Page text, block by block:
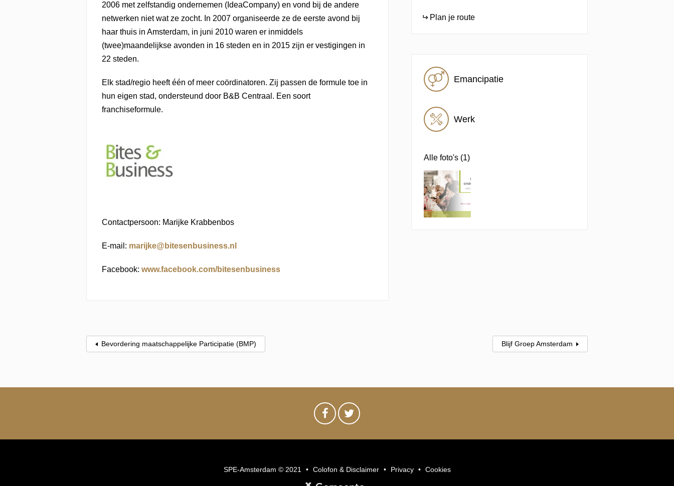
2006 met zelfstandig ondernemen (IdeaCompany) en vond bij de andere
netwerken niet wat ze zocht. In 2007 organiseerde ze de eerste avond bij
haar thuis in Amsterdam, in juni 2010 waren er inmiddels
(twee)maandelijkse avonden in 16 steden en in 2015 zijn er vestigingen in
22 steden.
Elk stad/regio heeft één of meer coördinatoren. Zij passen de formule toe in
hun eigen stad, ondersteund door B&B Centraal. Een soort
franchiseformule.
Contactpersoon: Marijke Krabbenbos
E-mail: marijke@bitesenbusiness.nl
Facebook: www.facebook.com/bitesenbusiness
Plan je route
Emancipatie
Werk
Alle foto's (1)
Bevordering maatschappelijke Participatie (BMP) Blijf Groep Amsterdam
SPE-Amsterdam © 2021 Colofon & Disclaimer Privacy Cookies